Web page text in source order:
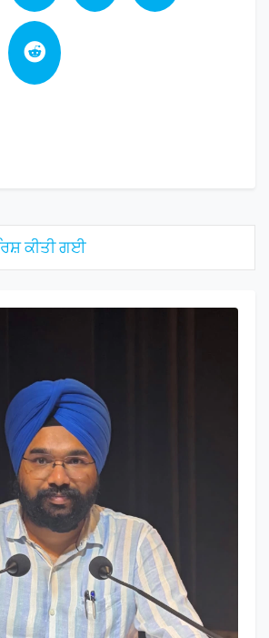
ਕੀਤੀ ਗਈ